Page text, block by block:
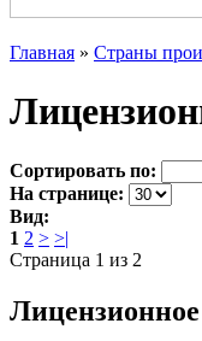
Главная » Страны
Сортировать по:
На странице:
Вид:
1 2 > >|
Страница 1 из 2